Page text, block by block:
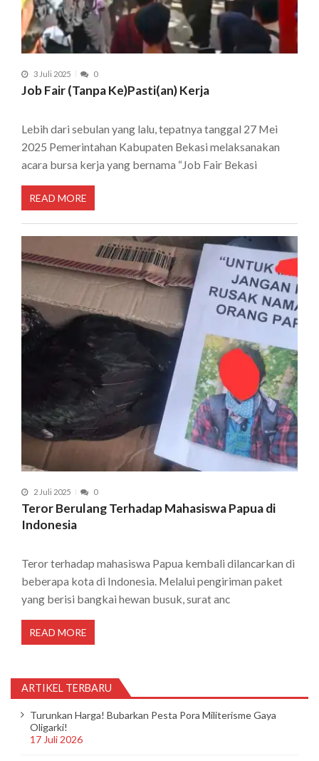
3 Juli 2025 0
Job Fair (Tanpa Ke)Pasti(an) Kerja
Lebih dari sebulan yang lalu, tepatnya tanggal 27 Mei
2025 Pemerintahan Kabupaten Bekasi melaksanakan
acara bursa kerja yang bernama “Job Fair Bekasi
READ MORE
2 Juli 2025 0
Teror Berulang Terhadap Mahasiswa Papua di
Indonesia
Teror terhadap mahasiswa Papua kembali dilancarkan di
beberapa kota di Indonesia. Melalui pengiriman paket
yang berisi bangkai hewan busuk, surat anc
READ MORE
ARTIKEL TERBARU
Turunkan Harga! Bubarkan Pesta Pora Militerisme Gaya
Oligarki!
17 Juli 2026